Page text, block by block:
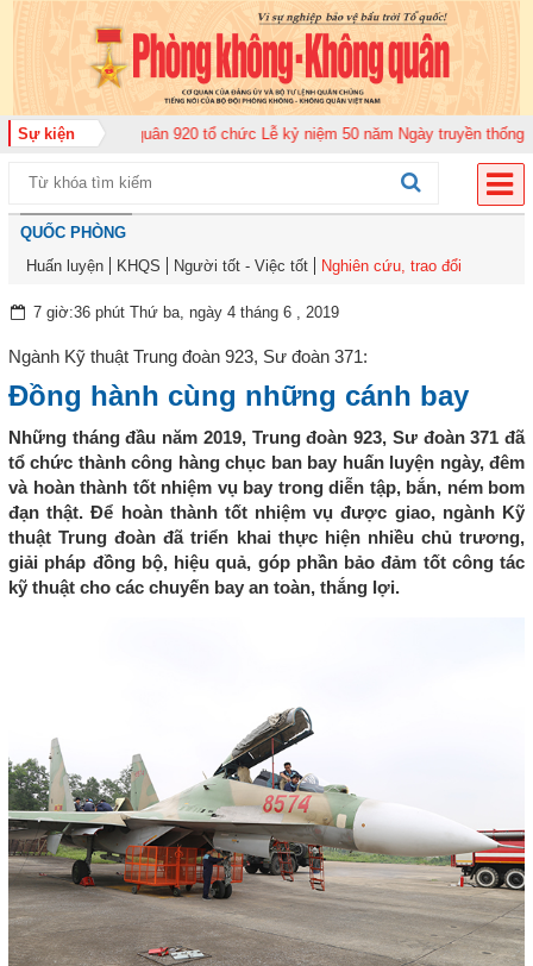
Sự kiện
đoàn Không quân 920 tổ chức Lễ kỷ niệm 50 năm Ngày truyền thống (12-
QUỐC PHÒNG
Huấn luyện
KHQS Người tốt - Việc tốt Nghiên cứu, trao đổi
7 giờ:36 phút Thứ ba, ngày 4 tháng 6 , 2019
Ngành Kỹ thuật Trung đoàn 923, Sư đoàn 371:
Đồng hành cùng những cánh bay
Những tháng đầu năm 2019, Trung đoàn 923, Sư đoàn 371 đã
tổ chức thành công hàng chục ban bay huấn luyện ngày, đêm
và hoàn thành tốt nhiệm vụ bay trong diễn tập, bắn, ném bom
đạn thật. Để hoàn thành tốt nhiệm vụ được giao, ngành Kỹ
thuật Trung đoàn đã triển khai thực hiện nhiều chủ trương,
giải pháp đồng bộ, hiệu quả, góp phần bảo đảm tốt công tác
kỹ thuật cho các chuyến bay an toàn, thắng lợi.